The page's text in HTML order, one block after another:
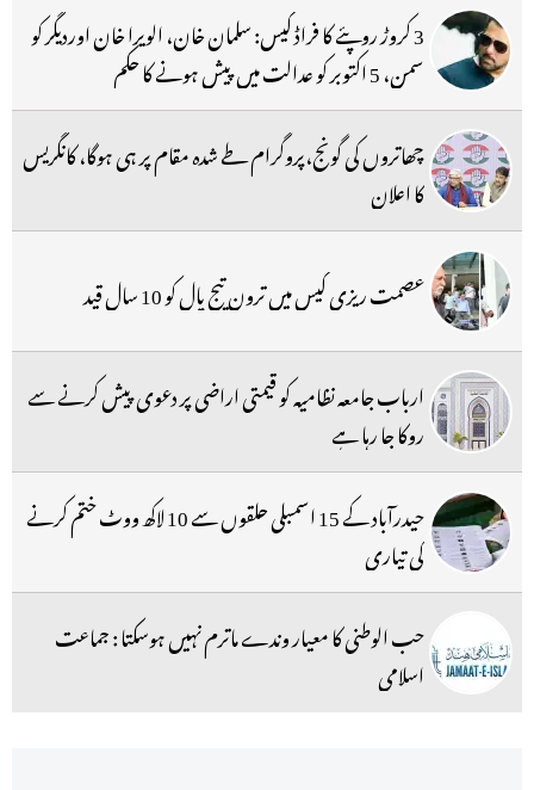
3 کروڑ روپئے کا فراڈ کیس: سلمان خان، الویرا خان اوردیگر کو
سمن، 5 اکتوبر کو عدالت میں پیش ہونے کا حکم
چھاتروں کی گونج،پروگرام طے شدہ مقام پر ہی ہوگا، کانگریس
کا اعلان
عصمت ریزی کیس میں ترون تیج پال کو 10 سال قید
ارباب جامعہ نظامیہ کو قیمتی اراضی پر دعوی پیش کرنے سے
روکا جا رہا ہے
حیدرآباد کے 15 اسمبلی حلقوں سے 10 لاکھ ووٹ ختم کرنے
کی تیاری
حب الوطنی کا معیار وندے ماترم نہیں ہوسکتا : جماعت
اسلامی